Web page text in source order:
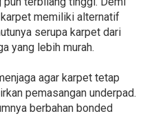
memiliki alternatif
serupa karpet dari
yang lebih murah.
agar karpet tetap
pemasangan underpad.
berbahan bonded